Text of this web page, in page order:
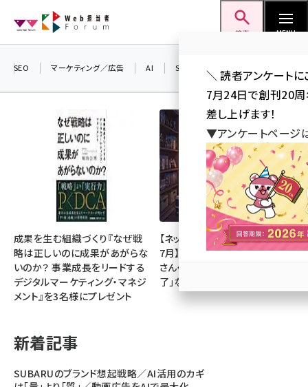
ン
検索 MENU
seo (3523)
ai (2804)
youtube (2429)
note (2312)
セミナー (2303)
z世代 (1622)
llmo (1161)
SEO マーケティング／広告 AI SNS
成果を生む組織づくり『なぜ戦
略は正しいのに成果があがらな
いのか？ 事業成長をリードする
デジタルマーケティング・マネジ
メント』を3名様にプレゼント
【ネットミーム振り返り・2026年
7月】「映画ちいかわ」「佐藤二朗
さん・橋本愛さん」「POPOPO終
了」など
新着記事
SUBARUのブランド想起戦略／AI活用のカギ
＼ 読者アンケート
7月24日で創刊20周
差し上げます！
▼アンケートページ